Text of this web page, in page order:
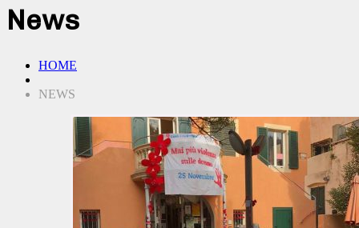
News
HOME
NEWS